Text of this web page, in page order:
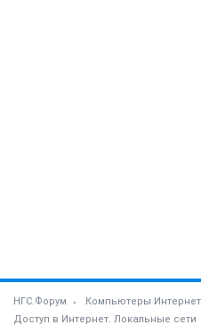
НГС.Форум
Компьютеры
Доступ в Интернет. Локальные сети